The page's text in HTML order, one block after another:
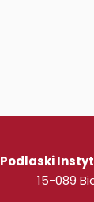
Podlaski
15-089